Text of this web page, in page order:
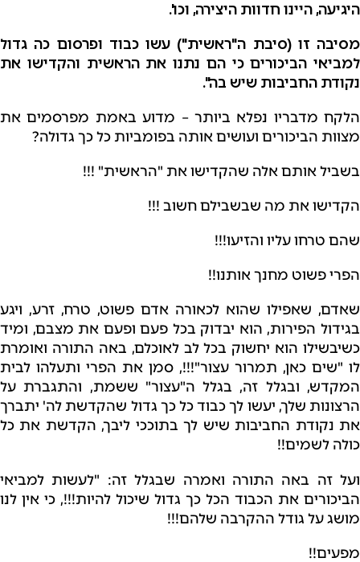
היגיעה, היינו חדוות היצירה, וכו'.
מסיבה זו (סיבת ה"ראשית") עשו כבוד ופרסום כה גדול
למביאי הביכורים כי הם נתנו את הראשית והקדישו את
נקודת החביבות שיש בה".
הלקח מדבריו נפלא ביותר – מדוע באמת מפרסמים את
מצוות הביכורים ועושים אותה בפומביות כל כך גדולה?
בשביל אותם אלה שהקדישו את "הראשית" !!!
הקדישו את מה שבשבילם חשוב !!!
שהם טרחו עליו והזיעו!!!
הפרי פשוט מחנך אותנו!!
שאדם, שאפילו שהוא לכאורה אדם פשוט, טרח, זרע, ויגע
בגידול הפירות, הוא יבדוק בכל פעם ופעם את מצבם, ומיד
כשיבשילו הוא יחשוק בכל לב לאוכלם, באה התורה ואומרת
לו "שים כאן, תמרור עצור"!!!, סמן את הפרי ותעלהו לבית
המקדש, ובגלל זה, בגלל ה"עצור" ששמת, והתגברת על
הרצונות שלך, יעשו לך כבוד כל כך גדול שהקדשת לה' יתברך
את נקודת החביבות שיש לך בתוככי ליבך, הקדשת את כל
כולה לשמים!!
ועל זה באה התורה ואמרה שבגלל זה: "לעשות למביאי
הביכורים את הכבוד הכל כך גדול שיכול להיות!!!, כי אין לנו
מושג על גודל ההקרבה שלהם!!!
מפעים!!